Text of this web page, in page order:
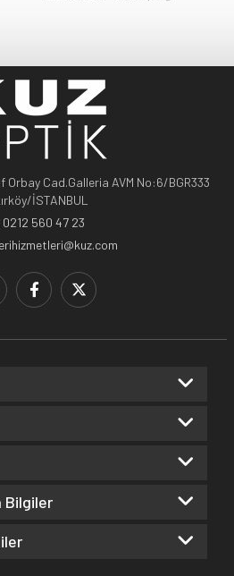
Orbay Cad.Galleria AVM No:6/BGR333
İSTANBUL
0212 560 47 23
Bilgiler